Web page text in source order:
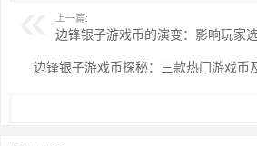
上一篇:
边锋银子游戏币的演变：影响玩家
边锋银子游戏币探秘：三款热门游戏币